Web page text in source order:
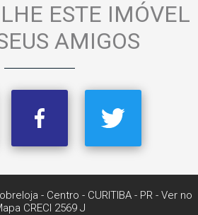
ESTE IMÓVEL
AMIGOS
- Centro - CURITIBA - PR - Ver no
CRECI 2569 J